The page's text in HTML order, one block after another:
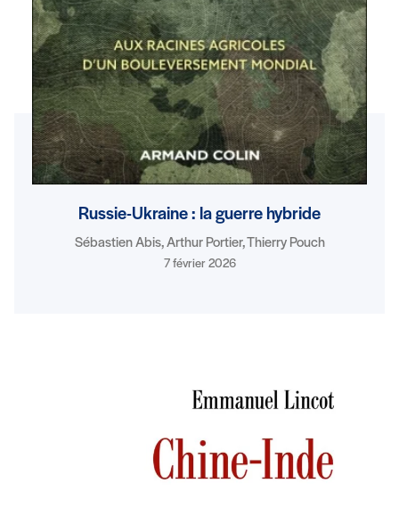
Russie-Ukraine : la guerre hybride
Sébastien Abis, Arthur Portier, Thierry Pouch
7 février 2026